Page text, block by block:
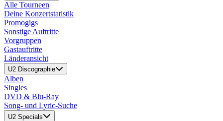
Alle Tourneen
Deine Konzertstatistik
Promogigs
Sonstige Auftritte
Vorgruppen
Gastauftritte
Länderansicht
U2 Discographie
Alben
Singles
DVD & Blu-Ray
Song- und Lyric-Suche
U2 Specials